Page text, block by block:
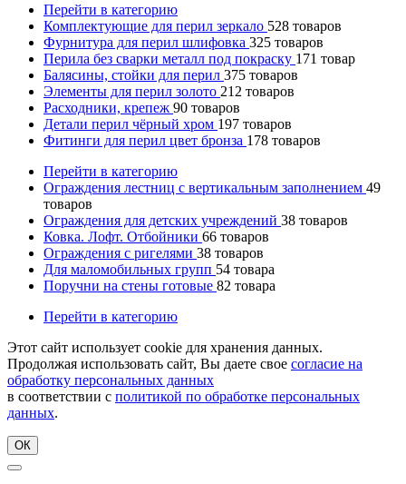
Перейти в категорию
Комплектующие для перил зеркало 528 товаров
Фурнитура для перил шлифовка 325 товаров
Перила без сварки металл под покраску 171 товар
Балясины, стойки для перил 375 товаров
Элементы для перил золото 212 товаров
Расходники, крепеж 90 товаров
Детали перил чёрный хром 197 товаров
Фитинги для перил цвет бронза 178 товаров
Перейти в категорию
Ограждения лестниц с вертикальным заполнением 49
товаров
Ограждения для детских учреждений 38 товаров
Ковка. Лофт. Отбойники 66 товаров
Ограждения с ригелями 38 товаров
Для маломобильных групп 54 товара
Поручни на стены готовые 82 товара
Перейти в категорию
Этот сайт использует cookie для хранения данных.
Продолжая использовать сайт, Вы даете свое согласие на
обработку персональных данных
в соответствии с политикой по обработке персональных
данных.
ОК